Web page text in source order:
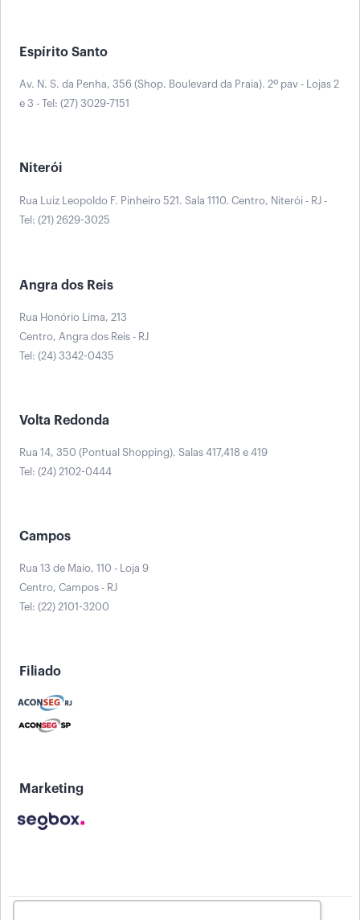
Espírito Santo
Av. N. S. da Penha, 356 (Shop. Boulevard da Praia). 2º pav - Lojas 2
e 3 - Tel: (27) 3029-7151
Niterói
Rua Luiz Leopoldo F. Pinheiro 521. Sala 1110. Centro, Niterói - RJ -
Tel: (21) 2629-3025
Angra dos Reis
Rua Honório Lima, 213
Centro, Angra dos Reis - RJ
Tel: (24) 3342-0435
Volta Redonda
Rua 14, 350 (Pontual Shopping). Salas 417,418 e 419
Tel: (24) 2102-0444
Campos
Rua 13 de Maio, 110 - Loja 9
Centro, Campos - RJ
Tel: (22) 2101-3200
Filiado
Marketing